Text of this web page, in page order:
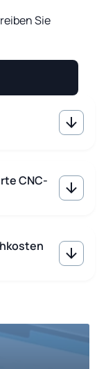
Sie
CNC-